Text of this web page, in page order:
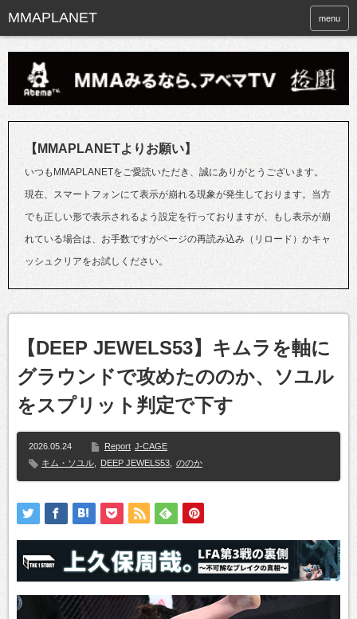
menu
【MMAPLANETよりお願い】
いつもMMAPLANETをご愛読いただき、誠にありがとうございます。
現在、スマートフォンにて表示が崩れる現象が発生しております。当方
でも正しい形で表示されるよう設定を行っておりますが、もし表示が崩
れている場合は、お手数ですがページの再読み込み（リロード）かキャ
ッシュクリアをお試しください。
【DEEP JEWELS53】キムラを軸に
グラウンドで攻めたののか、ソユル
をスプリット判定で下す
2026.05.24 Report J-CAGE
キム・ソユル
DEEP JEWELS53 ののか